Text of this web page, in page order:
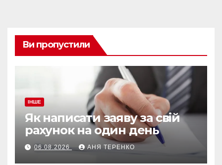
Ви пропустили
ІНШЕ
Як написати заяву за свій
рахунок на один день
06.08.2026 АНЯ ТЕРЕНКО